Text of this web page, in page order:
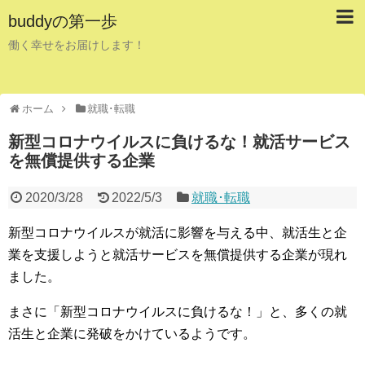
buddyの第一歩
働く幸せをお届けします！
ホーム 就職･転職
新型コロナウイルスに負けるな！就活サービス
を無償提供する企業
2020/3/28 2022/5/3 就職･転職
新型コロナウイルスが就活に影響を与える中、就活生と企
業を支援しようと就活サービスを無償提供する企業が現れ
ました。
まさに「新型コロナウイルスに負けるな！」と、多くの就
活生と企業に発破をかけているようです。